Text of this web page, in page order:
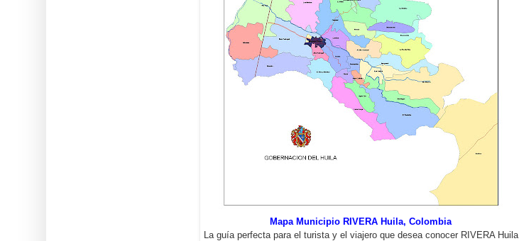
Mapa Municipio RIVERA Huila, Colombia
La guía perfecta para el turista y el viajero que desea conocer RIVERA Huila